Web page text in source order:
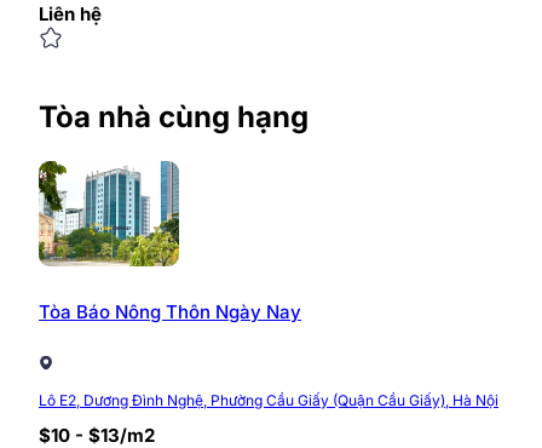
Liên hệ
Tòa nhà cùng hạng
Tòa Báo Nông Thôn Ngày Nay
Lô E2, Dương Đình Nghệ, Phường Cầu Giấy (Quận Cầu Giấy), Hà Nội
$10 - $13/m2